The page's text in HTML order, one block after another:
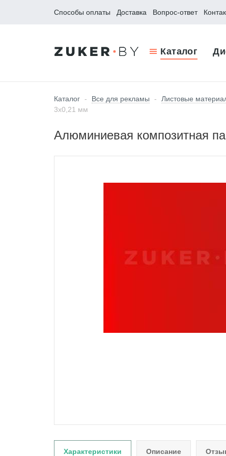
Способы оплаты Доставка Вопрос-ответ
Каталог
Каталог - Все для рекламы - Листовые
3х0,21 мм
Алюминиевая композитная
Характеристики Описание